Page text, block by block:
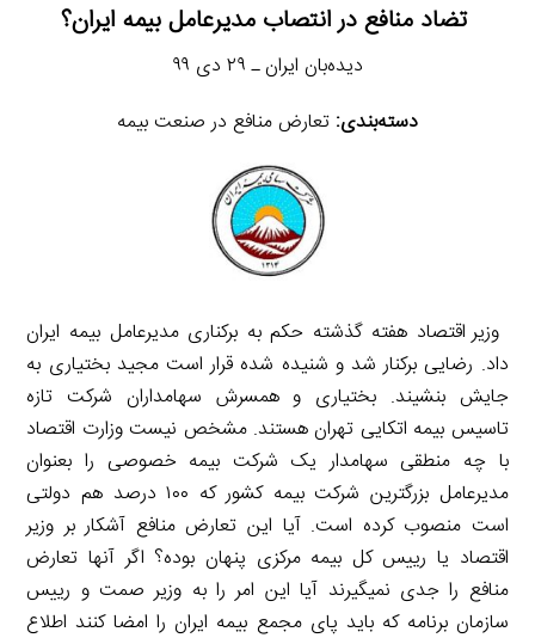
تضاد منافع در انتصاب مدیرعامل بیمه ایران؟
دیده‌بان ایران ـ ۲۹ دی ۹۹
دسته‌بندی: تعارض منافع در صنعت بیمه
وزیر اقتصاد هفته گذشته حکم به برکناری مدیرعامل بیمه ایران
داد. رضایی برکنار شد و شنیده شده قرار است مجید بختیاری به
جایش بنشیند. بختیاری و همسرش سهامداران شرکت تازه
تاسیس بیمه اتکایی تهران هستند. مشخص نیست وزارت اقتصاد
با چه منطقی سهامدار یک شرکت بیمه خصوصی را بعنوان
مدیرعامل بزرگترین شرکت بیمه کشور که ۱۰۰ درصد هم دولتی
است منصوب کرده است. آیا این تعارض منافع آشکار بر وزیر
اقتصاد یا رییس کل بیمه مرکزی پنهان بوده؟ اگر آنها تعارض
منافع را جدی نمیگیرند آیا این امر را به وزیر صمت و رییس
سازمان برنامه که باید پای مجمع بیمه ایران را امضا کنند اطلاع